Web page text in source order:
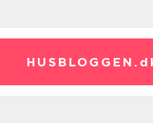
HUSBLOGGEN.